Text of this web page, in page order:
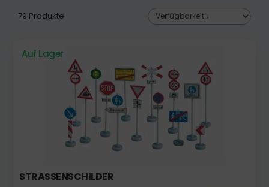
79 Produkte
Auf Lager
STRASSENSCHILDER